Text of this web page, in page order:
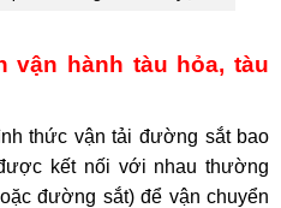
vận hành tàu hỏa, tàu
thức vận tải đường sắt bao
kết nối với nhau thường
đường sắt) để vận chuyển